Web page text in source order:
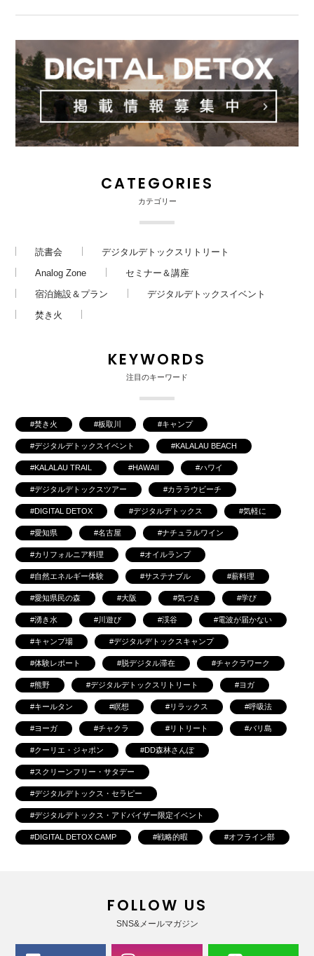
CATEGORIES
カテゴリー
読書会
デジタルデトックスリトリート
Analog Zone
セミナー＆講座
宿泊施設＆プラン
デジタルデトックスイベント
焚き火
KEYWORDS
注目のキーワード
焚き火 板取川 キャンプ
デジタルデトックスイベント KALALAU BEACH
KALALAU TRAIL HAWAII ハワイ
デジタルデトックスツアー カララウビーチ
DIGITAL DETOX デジタルデトックス 気軽に
愛知県 名古屋 ナチュラルワイン
カリフォルニア料理 オイルランプ
自然エネルギー体験 サステナブル 薪料理
愛知県民の森 大阪 気づき 学び
湧き水 川遊び 渓谷 電波が届かない
キャンプ場 デジタルデトックスキャンプ
体験レポート 脱デジタル滞在 チャクラワーク
熊野 デジタルデトックスリトリート ヨガ
キールタン 瞑想 リラックス 呼吸法
ヨーガ チャクラ リトリート バリ島
クーリエ・ジャポン DD森林さんぽ
スクリーンフリー・サタデー
デジタルデトックス・セラピー
デジタルデトックス・アドバイザー限定イベント
DIGITAL DETOX CAMP 戦略的暇 オフライン部
FOLLOW US
SNS&メールマガジン